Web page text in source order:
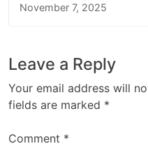
November 7, 2025
Leave a Reply
Your email address will
fields are marked *
Comment *